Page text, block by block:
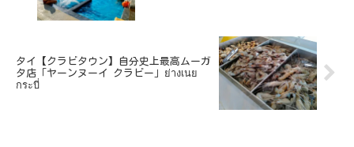
タイ【クラビタウン】自分史上最高ムーガ
タ店「ヤーンヌーイ クラビー」ย่างเนย
กระบี่